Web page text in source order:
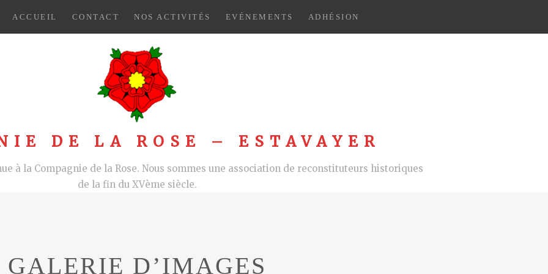
ACCUEIL CONTACT NOS ACTIVITÉS EVÉNEMENTS ADHÉSION
DE LA ROSE – ESTAVAYER
à la Compagnie de la Rose. Nous sommes une association de reconstituteurs historiques
de la fin du XVème siècle.
GALERIE D’IMAGES